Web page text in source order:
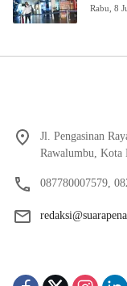
Rabu, 8
Jl. Pengasinan
Rawalumbu, Kota
087780007579,